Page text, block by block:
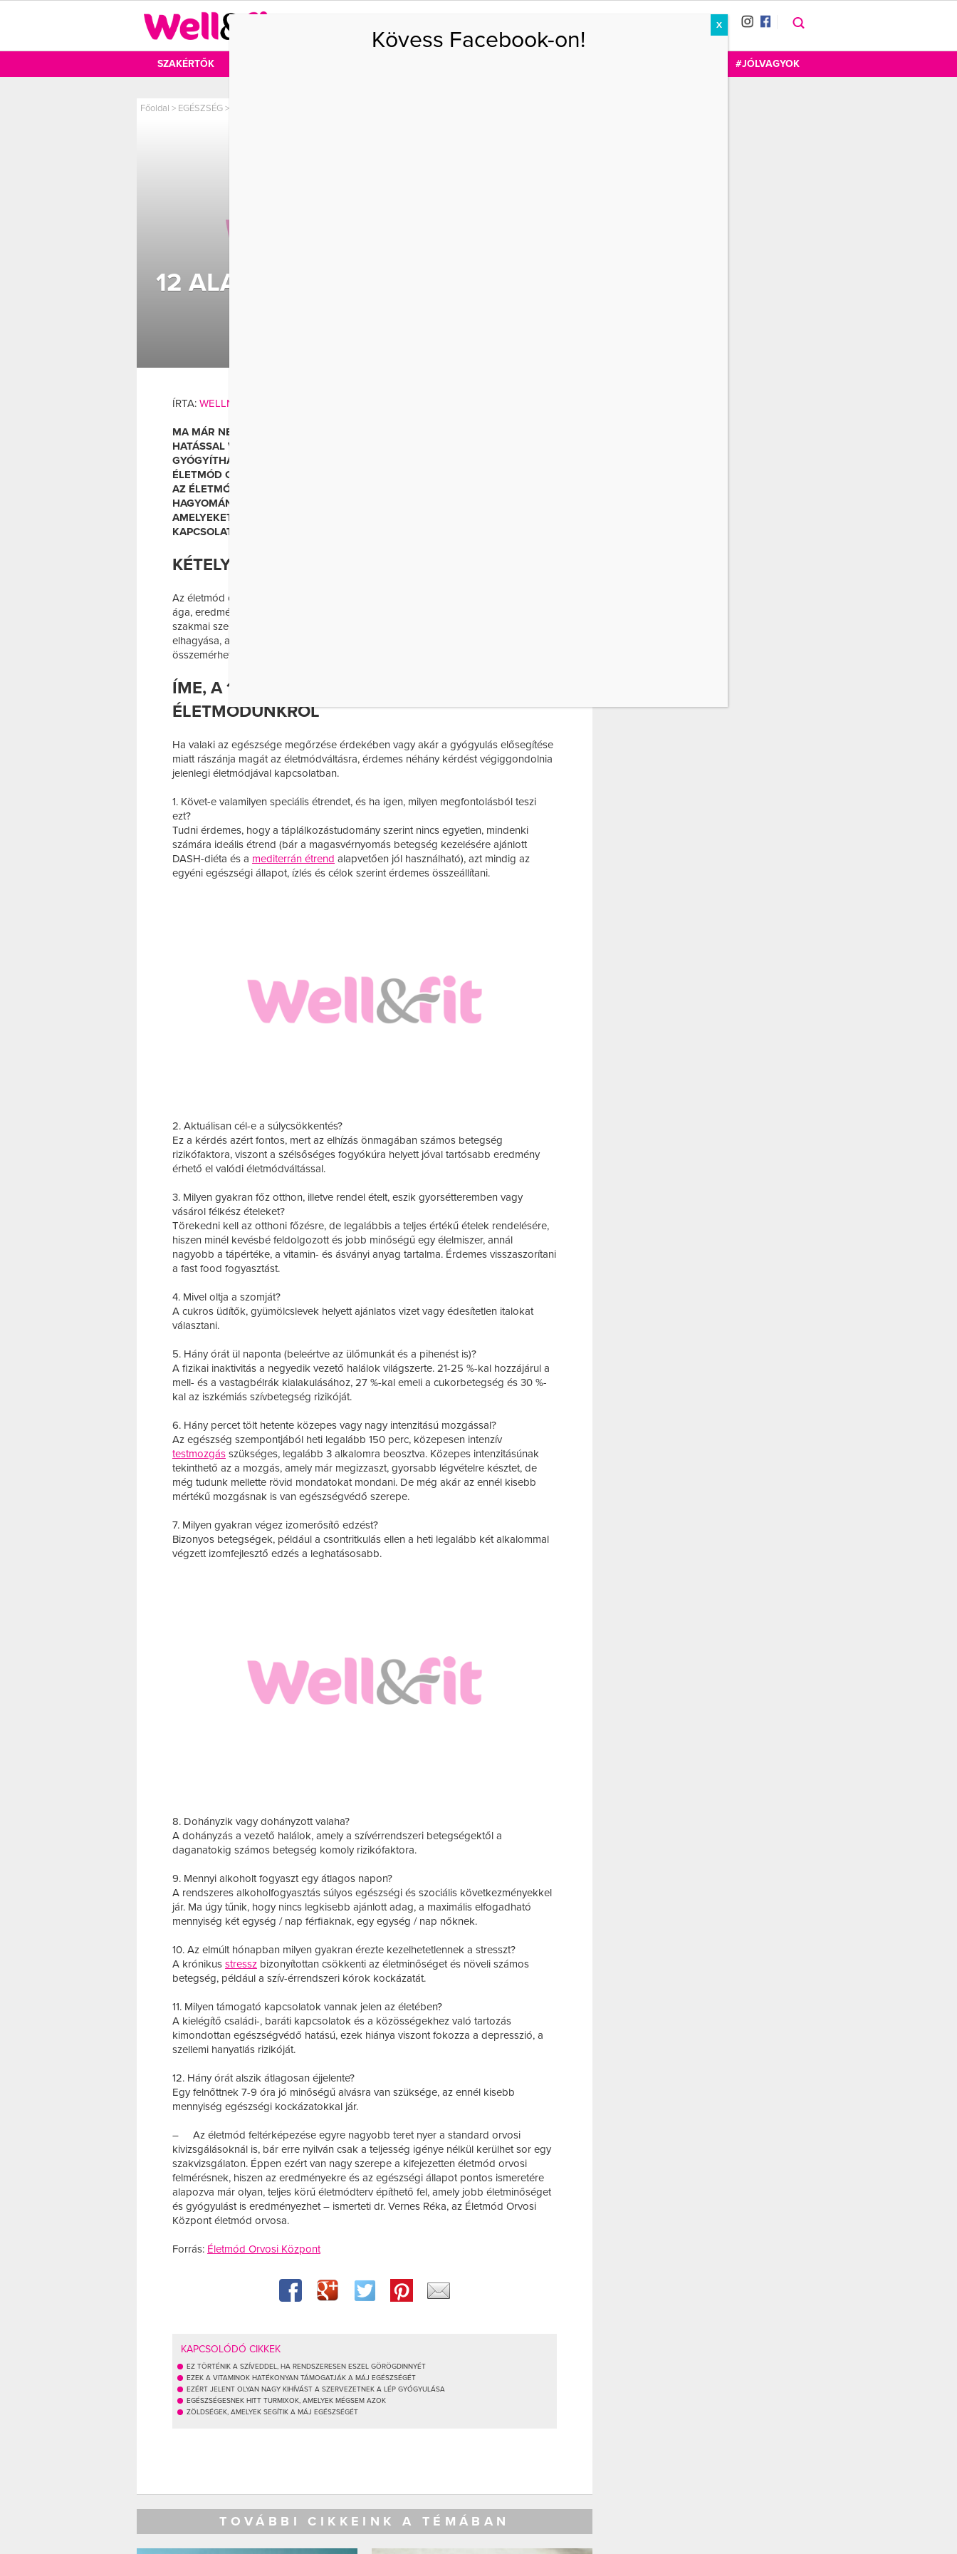
SZAKÉRTŐK #JÓLVAGYOK
Főoldal > EGÉSZSÉG>
12 ALAPVETŐ KÉRDÉS – TESZTELD
ÍRTA: WELLNESSCAFE
MA MÁR NEM KÉTSÉGES, HOGY AZ ÉLETMÓDUNK MILYEN ÓRIÁSI
HATÁSSAL VAN AZ EGÉSZSÉGÜNKRE, BETEGSÉGEKET OKOZHAT ÉS
GYÓGYÍTHAT IS. DR. VERNES RÉKA, AZ ÉLETMÓD ORVOSI KÖZPONT
ÉLETMÓD ORVOSA SZERINT ÉPPEN EZÉRT IS VAN KITÜNTETETT SZEREPE
AZ ÉLETMÓD ORVOSLÁSBAN A GONDOS FELMÉRÉSNEK, AMI TÚLMUTAT A
HAGYOMÁNYOS ORVOSI FELMÉRÉSEN. ÍME, A LEGFONTOSABB KÉRDÉSEK,
AMELYEKET VÉGIG KELL GONDOLNUNK AZ ÉLETMÓDUNKKAL
KAPCSOLATBAN.
KÉTELY NINCS – ÖSSZEFÜGGÉS VAN!
Az életmód orvoslás a bizonyítékokon alapuló orvostudomány egyik legfiatalabb
ága, eredményei azonban olyan meggyőzőek, hogy immár számos elismert
szakmai szervezet kijelentette: az életmód tényezőknek – mint a dohányzás
elhagyása, a
összemérhető gyógyító hatása van számos, életmóddal összefüggő betegségben.
ÍME, A 12 LEGFONTOSABB KÉRDÉS AZ
ÉLETMÓDUNKRÓL
Ha valaki az egészsége megőrzése érdekében vagy akár a gyógyulás elősegítése
miatt rászánja magát az életmódváltásra, érdemes néhány kérdést végiggondolnia
jelenlegi életmódjával kapcsolatban.
1. Követ-e valamilyen speciális étrendet, és ha igen, milyen megfontolásból teszi
ezt?
Tudni érdemes, hogy a táplálkozástudomány szerint nincs egyetlen, mindenki
számára ideális étrend (bár a magasvérnyomás betegség kezelésére ajánlott
DASH-diéta és a mediterrán étrend alapvetően jól használható), azt mindig az
egyéni egészségi állapot, ízlés és célok szerint érdemes összeállítani.
2. Aktuálisan cél-e a súlycsökkentés?
Ez a kérdés azért fontos, mert az elhízás önmagában számos betegség
rizikófaktora, viszont a szélsőséges fogyókúra helyett jóval tartósabb eredmény
érhető el valódi életmódváltással.
3. Milyen gyakran főz otthon, illetve rendel ételt, eszik gyorsétteremben vagy
vásárol félkész ételeket?
Törekedni kell az otthoni főzésre, de legalábbis a teljes értékű ételek rendelésére,
hiszen minél kevésbé feldolgozott és jobb minőségű egy élelmiszer, annál
nagyobb a tápértéke, a vitamin- és ásványi anyag tartalma. Érdemes visszaszorítani
a fast food fogyasztást.
4. Mivel oltja a szomját?
A cukros üdítők, gyümölcslevek helyett ajánlatos vizet vagy édesítetlen italokat
választani.
5. Hány órát ül naponta (beleértve az ülőmunkát és a pihenést is)?
A fizikai inaktivitás a negyedik vezető halálok világszerte. 21-25 %-kal hozzájárul a
mell- és a vastagbélrák kialakulásához, 27 %-kal emeli a cukorbetegség és 30 %-
kal az iszkémiás szívbetegség rizikóját.
6. Hány percet tölt hetente közepes vagy nagy intenzitású mozgással?
Az egészség szempontjából heti legalább 150 perc, közepesen intenzív
testmozgás szükséges, legalább 3 alkalomra beosztva. Közepes intenzitásúnak
tekinthető az a mozgás, amely már megizzaszt, gyorsabb légvételre késztet, de
még tudunk mellette rövid mondatokat mondani. De még akár az ennél kisebb
mértékű mozgásnak is van egészségvédő szerepe.
7. Milyen gyakran végez izomerősítő edzést?
Bizonyos betegségek, például a csontritkulás ellen a heti legalább két alkalommal
végzett izomfejlesztő edzés a leghatásosabb.
8. Dohányzik vagy dohányzott valaha?
A dohányzás a vezető halálok, amely a szívérrendszeri betegségektől a
daganatokig számos betegség komoly rizikófaktora.
9. Mennyi alkoholt fogyaszt egy átlagos napon?
A rendszeres alkoholfogyasztás súlyos egészségi és szociális következményekkel
jár. Ma úgy tűnik, hogy nincs legkisebb ajánlott adag, a maximális elfogadható
mennyiség két egység / nap férfiaknak, egy egység / nap nőknek.
10. Az elmúlt hónapban milyen gyakran érezte kezelhetetlennek a stresszt?
A krónikus stressz bizonyítottan csökkenti az életminőséget és növeli számos
betegség, például a szív-érrendszeri kórok kockázatát.
11. Milyen támogató kapcsolatok vannak jelen az életében?
A kielégítő családi-, baráti kapcsolatok és a közösségekhez való tartozás
kimondottan egészségvédő hatású, ezek hiánya viszont fokozza a depresszió, a
szellemi hanyatlás rizikóját.
12. Hány órát alszik átlagosan éjjelente?
Egy felnőttnek 7-9 óra jó minőségű alvásra van szüksége, az ennél kisebb
mennyiség egészségi kockázatokkal jár.
–
Az életmód feltérképezése egyre nagyobb teret nyer a standard orvosi
kivizsgálásoknál is, bár erre nyilván csak a teljesség igénye nélkül kerülhet sor egy
szakvizsgálaton. Éppen ezért van nagy szerepe a kifejezetten életmód orvosi
felmérésnek, hiszen az eredményekre és az egészségi állapot pontos ismeretére
alapozva már olyan, teljes körű életmódterv építhető fel, amely jobb életminőséget
és gyógyulást is eredményezhet – ismerteti dr. Vernes Réka, az Életmód Orvosi
Központ életmód orvosa.
Forrás: Életmód Orvosi Központ
KAPCSOLÓDÓ CIKKEK
EZ TÖRTÉNIK A SZÍVEDDEL, HA RENDSZERESEN ESZEL GÖRÖGDINNYÉT
EZEK A VITAMINOK HATÉKONYAN TÁMOGATJÁK A MÁJ EGÉSZSÉGÉT
EZÉRT JELENT OLYAN NAGY KIHÍVÁST A SZERVEZETNEK A LÉP GYÓGYULÁSA
EGÉSZSÉGESNEK HITT TURMIXOK, AMELYEK MÉGSEM AZOK
ZÖLDSÉGEK, AMELYEK SEGÍTIK A MÁJ EGÉSZSÉGÉT
TOVÁBBI CIKKEINK A TÉMÁBAN
Kövess Facebook-on!
X